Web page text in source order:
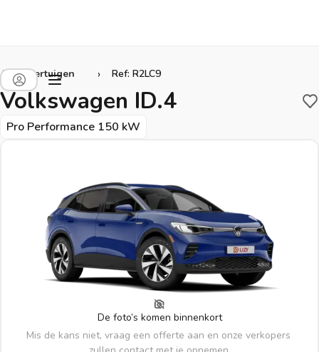
Alle voertuigen › Ref: R2LC9
Volkswagen ID.4
Pro Performance 150 kW
De foto’s komen binnenkort
Mis de kans niet, vraag een offerte aan en onze verkopers